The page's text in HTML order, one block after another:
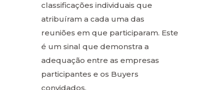
classificações individuais que
atribuíram a cada uma das
reuniões em que participaram. Este
é um sinal que demonstra a
adequação entre as empresas
participantes e os Buyers
convidados.